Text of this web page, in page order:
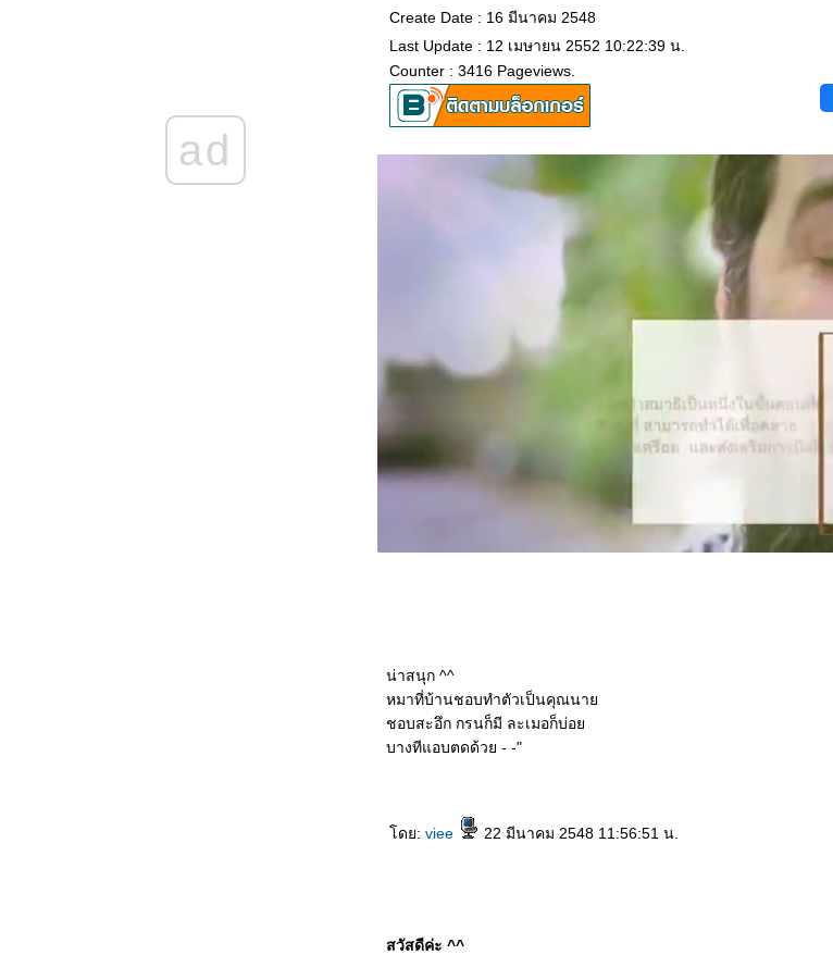
[ขออนุญาตแนะนำ] รอยมนตร์บนผืนทราย : ชุด
[ขออนุญาตแนะนำ] สืบหัวใจ ไขคดีเลือด : ผล
งานแนวสืบสวนสอบสวน
ad
Create Date : 16 มีนาคม 2548
Last Update : 12 เมษายน 2552 10:22:39 น.
Counter : 3416 Pageviews.
น่าสนุก ^^
หมาที่บ้านชอบทำตัวเป็นคุณนา
ชอบสะอึก กรนก็มี ละเมอก็บ่อ
บางทีแอบตดด้วย - -"
ดย: viee 22 มีนาคม 2548 11:56:51 น.
สวัสดีค่ะ ^^